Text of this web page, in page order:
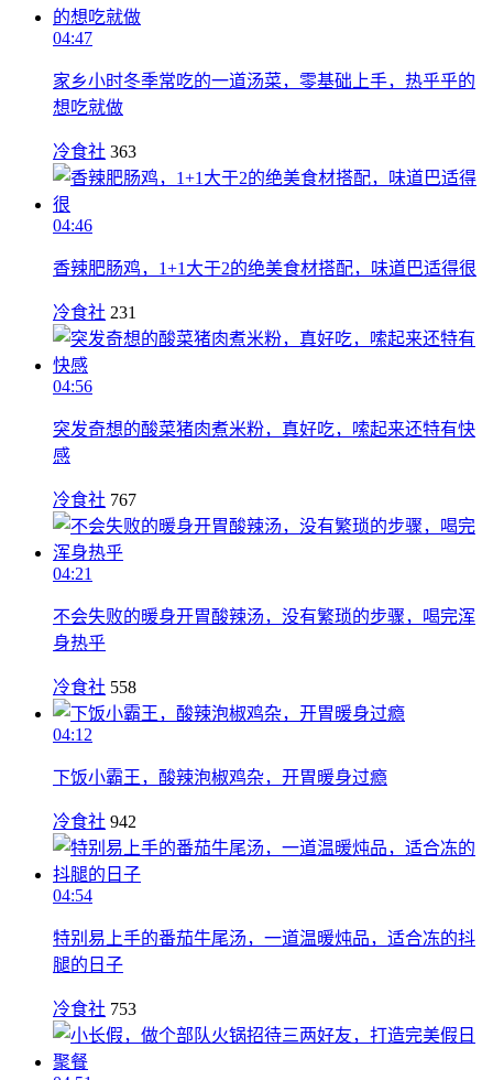
04:47
家乡小时冬季常吃的一道汤菜，零基础上手，热乎乎的
想吃就做
冷食社 363
04:46
香辣肥肠鸡，1+1大于2的绝美食材搭配，味道巴适得很
冷食社 231
04:56
突发奇想的酸菜猪肉煮米粉，真好吃，嗦起来还特有快
感
冷食社 767
04:21
不会失败的暖身开胃酸辣汤，没有繁琐的步骤，喝完浑
身热乎
冷食社 558
04:12
下饭小霸王，酸辣泡椒鸡杂，开胃暖身过瘾
冷食社 942
04:54
特别易上手的番茄牛尾汤，一道温暖炖品，适合冻的抖
腿的日子
冷食社 753